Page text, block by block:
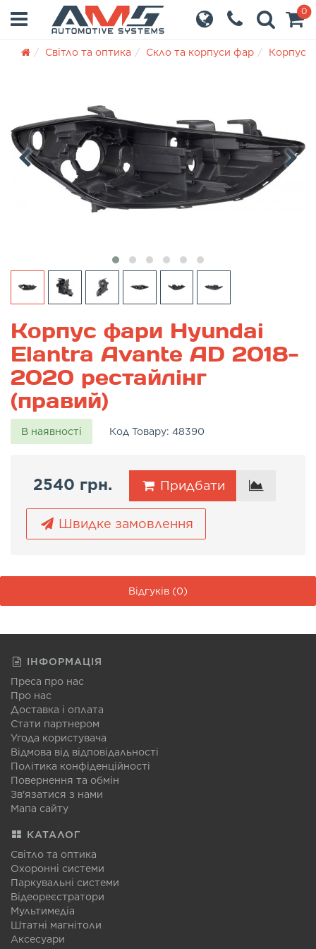
0
Світло та оптика Скло та корпуси фар Корпуси
Корпус фари Hyundai
Elantra Avante AD 2018-
2020 рестайлінг
(правий)
В наявності Код Товару: 48390
2540 грн. Придбати
Швидке замовлення
Відгуків (0)
ІНФОРМАЦІЯ
Преса про нас
Про нас
Доставка і оплата
Стати партнером
Угода користувача
Відмова від відповідальності
Політика конфіденційності
Повернення та обмін
Зв'язатися з нами
Мапа сайту
КАТАЛОГ
Світло та оптика
Охоронні системи
Паркувальні системи
Відеореєстратори
Мультимедіа
Штатні магнітоли
Аксесуари